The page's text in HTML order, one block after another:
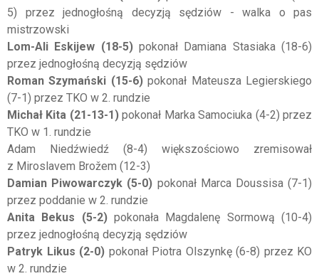
5) przez jednogłośną decyzją sędziów - walka o pas
mistrzowski
Lom-Ali Eskijew (18-5)pokonał Damiana Stasiaka (18-6)
przez jednogłośną decyzją sędziów
Roman Szymański (15-6)pokonał Mateusza Legierskiego
(7-1) przez TKO w 2. rundzie
Michał Kita (21-13-1)pokonał Marka Samociuka (4-2) przez
TKO w 1. rundzie
Adam Niedźwiedź (8-4) większościowo zremisował
z Miroslavem Brožem (12-3)
Damian Piwowarczyk (5-0) pokonał Marca Doussisa (7-1)
przez poddanie w 2. rundzie
Anita Bekus (5-2)pokonała Magdalenę Sormową (10-4)
przez jednogłośną decyzją sędziów
Patryk Likus (2-0) pokonał Piotra Olszynkę (6-8) przez KO
w 2. rundzie